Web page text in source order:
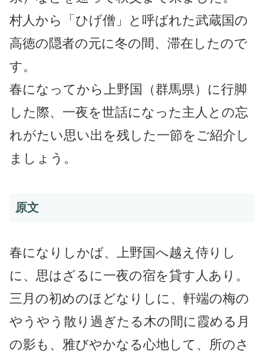
村人から「ひげ僧」と呼ばれた武蔵国の
高徳の隠者の元に冬の間、滞在したので
す。
春になってから上野国（群馬県）に行脚
した際、一夜を世話になった主人との忘
れがたい思い出を残した一節をご紹介し
ましょう。
原文
春になりしかば、上野国へ越え侍りし
に、思はざるに一夜の宿を貸す人あり。
三月の初めのほどなりしに、軒端の梅の
やうやう散り過ぎたる木の間に霞める月
の影も、雅びやかなる心地して、所のさ